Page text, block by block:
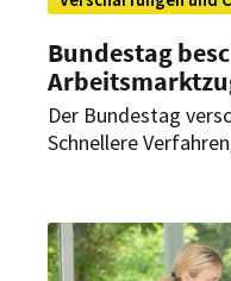
Bundestag
Der Bundestag
Schnellere
insbesondere für
das Gastgewerbe